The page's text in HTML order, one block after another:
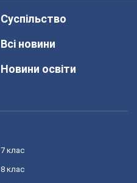
Суспільство
Всі новини
Новини освіти
7 клас
8 клас